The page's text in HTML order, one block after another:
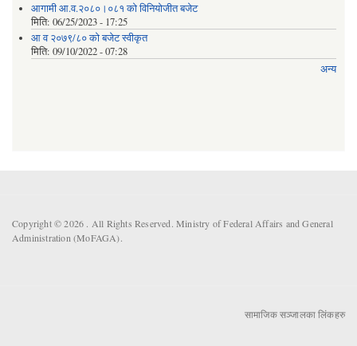
आगामी आ.व.२०८०।०८१ को विनियोजीत बजेट
मिति: 06/25/2023 - 17:25
आ व २०७९/८० को बजेट स्वीकृत
मिति: 09/10/2022 - 07:28
अन्य
Copyright © 2026 . All Rights Reserved. Ministry of Federal Affairs and General
Administration (MoFAGA).
सामाजिक सञ्जालका लिंकहरु